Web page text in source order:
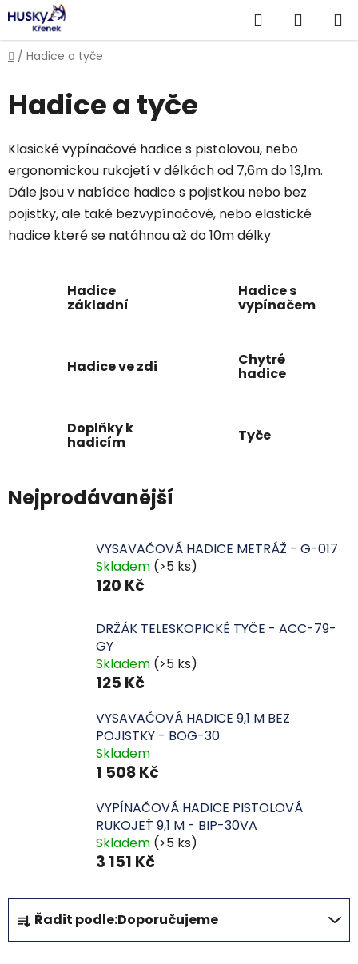
Přejít
na
obsah
Hledat
KOŠÍK
Domů
/ Hadice a tyče
Hadice a tyče
Klasické vypínačové hadice s pistolovou, nebo
ergonomickou rukojetí v délkách od 7,6m do 13,1m.
Dále jsou v nabídce hadice s pojistkou nebo bez
pojistky, ale také bezvypínačové, nebo elastické
hadice které se natáhnou až do 10m délky
Hadice
základní
Hadice s
vypínačem
Hadice ve zdi Chytré
hadice
Doplňky k
hadicím Tyče
Nejprodávanější
VYSAVAČOVÁ HADICE METRÁŽ - G-017
Skladem (>5 ks)
120 Kč
DRŽÁK TELESKOPICKÉ TYČE - ACC-79-
GY
Skladem (>5 ks)
125 Kč
VYSAVAČOVÁ HADICE 9,1 M BEZ
POJISTKY - BOG-30
Skladem
1 508 Kč
VYPÍNAČOVÁ HADICE PISTOLOVÁ
RUKOJEŤ 9,1 M - BIP-30VA
Skladem (>5 ks)
3 151 Kč
Ř
a
z
Řadit podle:Doporučujeme